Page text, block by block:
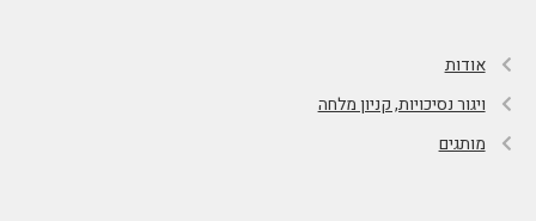
אודות
ויגור נסיכויות, קניון מלחה
מותגים